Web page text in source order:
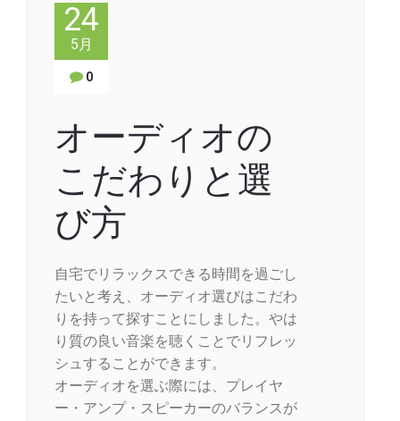
24
5月
0
オーディオの
こだわりと選
び方
自宅でリラックスできる時間を過ごし
たいと考え、オーディオ選びはこだわ
りを持って探すことにしました。やは
り質の良い音楽を聴くことでリフレッ
シュすることができます。
オーディオを選ぶ際には、プレイヤ
ー・アンプ・スピーカーのバランスが